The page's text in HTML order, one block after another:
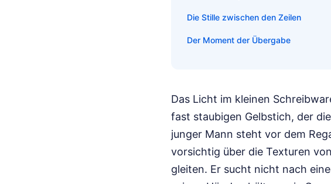
Die Stille zwischen den Zeilen
Der Moment der Übergabe
Das Licht im kleinen
fast staubigen Gelbstich, der
junger Mann steht vor dem
vorsichtig über die Texturen
gleiten. Er sucht nicht nach